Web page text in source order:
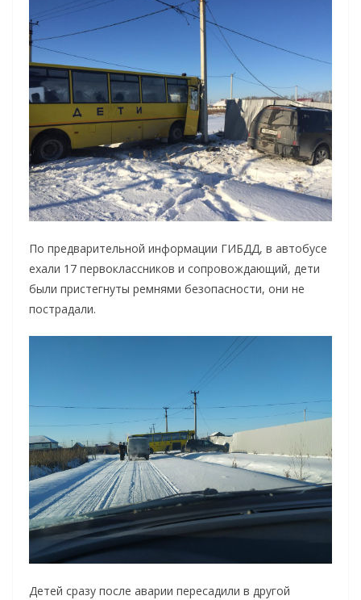
По предварительной информации ГИБДД, в автобусе
ехали 17 первоклассников и сопровождающий, дети
были пристегнуты ремнями безопасности, они не
пострадали.
Детей сразу после аварии пересадили в другой